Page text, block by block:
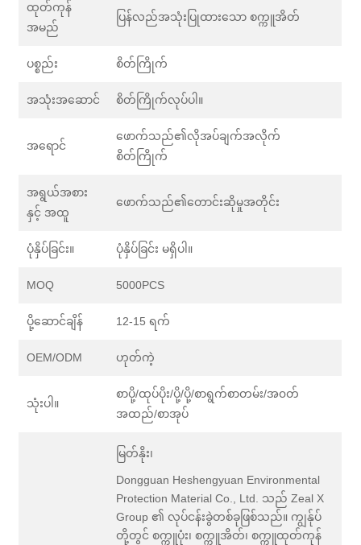
ထုတ်ကုန်
အမည်
ပြန်လည်အသုံးပြုထားသော စက္ကူအိတ်
ပစ္စည်း စိတ်ကြိုက်
အသုံးအဆောင် စိတ်ကြိုက်လုပ်ပါ။
အရောင်
ဖောက်သည်၏လိုအပ်ချက်အလိုက်
စိတ်ကြိုက်
အရွယ်အစား
နှင့် အထူ
ဖောက်သည်၏တောင်းဆိုမှုအတိုင်း
ပုံနှိပ်ခြင်း။ ပုံနှိပ်ခြင်း မရှိပါ။
MOQ 5000PCS
ပို့ဆောင်ချိန် 12-15 ရက်
OEM/ODM ဟုတ်ကဲ့
သုံးပါ။
စာပို့/ထုပ်ပိုး/ပို့/ပို့/စာရွက်စာတမ်း/အ၀တ်
အထည်/စာအုပ်
မြတ်နိုး၊
Dongguan Heshengyuan Environmental
Protection Material Co., Ltd. သည် Zeal X
Group ၏ လုပ်ငန်းခွဲတစ်ခုဖြစ်သည်။ ကျွန်ုပ်
တို့တွင် စက္ကူပုံး၊ စက္ကူအိတ်၊ စက္ကူထုတ်ကုန်